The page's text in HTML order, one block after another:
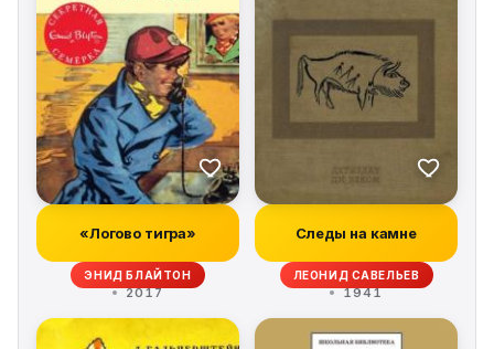
«Логово тигра»
ЭНИД БЛАЙТОН
2017
Следы на камне
ЛЕОНИД САВЕЛЬЕВ
1941